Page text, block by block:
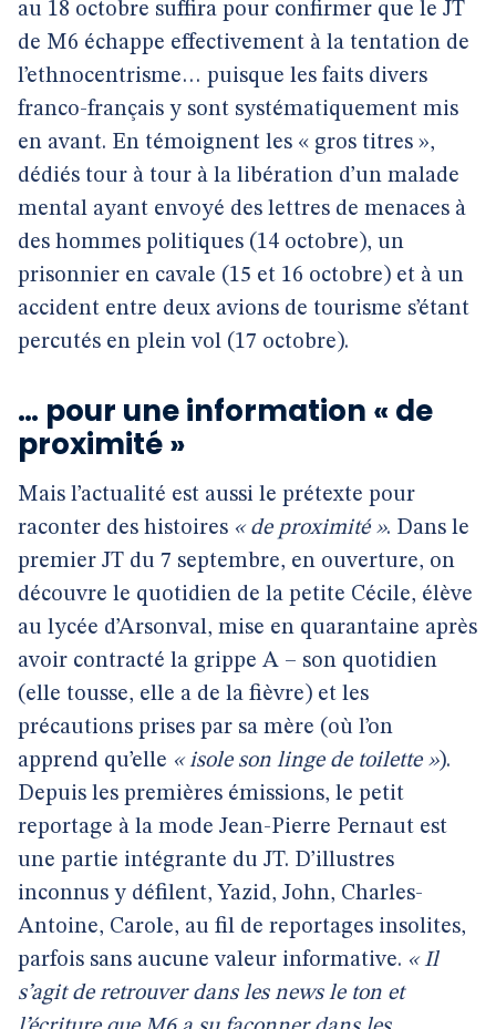
au 18 octobre suffira pour confirmer que le JT
de M6 échappe effectivement à la tentation de
l’ethnocentrisme… puisque les faits divers
franco-français y sont systématiquement mis
en avant. En témoignent les « gros titres »,
dédiés tour à tour à la libération d’un malade
mental ayant envoyé des lettres de menaces à
des hommes politiques (14 octobre), un
prisonnier en cavale (15 et 16 octobre) et à un
accident entre deux avions de tourisme s’étant
percutés en plein vol (17 octobre).
… pour une information « de
proximité »
Mais l’actualité est aussi le prétexte pour
raconter des histoires « de proximité ». Dans le
premier JT du 7 septembre, en ouverture, on
découvre le quotidien de la petite Cécile, élève
au lycée d’Arsonval, mise en quarantaine après
avoir contracté la grippe A – son quotidien
(elle tousse, elle a de la fièvre) et les
précautions prises par sa mère (où l’on
apprend qu’elle « isole son linge de toilette »).
Depuis les premières émissions, le petit
reportage à la mode Jean-Pierre Pernaut est
une partie intégrante du JT. D’illustres
inconnus y défilent, Yazid, John, Charles-
Antoine, Carole, au fil de reportages insolites,
parfois sans aucune valeur informative. « Il
s’agit de retrouver dans les news le ton et